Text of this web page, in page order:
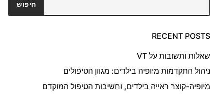
חיפוש
RECENT POSTS
שאלות ותשובות על VT
ניהול התקדמות מיופיה בילדים: מגוון הטיפולים
מיופיה-קוצר ראייה בילדים, וחשיבות הטיפול המוקדם